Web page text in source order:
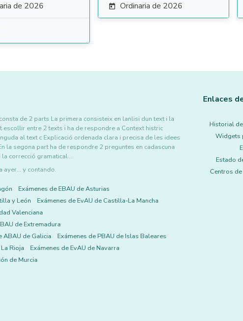
de 2026  Ordinaria de 2026
de 2 parts La primera consisteix en lanlisi dun text i la
entre 2 texts i ha de respondre a Context histric
al text c Explicació ordenada clara i precisa de les idees
la segona part ha de respondre 2 preguntes en cadascuna
correcció gramatical …
y contando.
Exámenes de EBAU de Asturias
y León
Exámenes de EvAU de Castilla-La Mancha
Valenciana
de Extremadura
ABAU de Galicia
Exámenes de PBAU de Islas Baleares
Rioja
Exámenes de EvAU de Navarra
de Murcia
Enlaces
Historial
Widgets
Estado
Centros